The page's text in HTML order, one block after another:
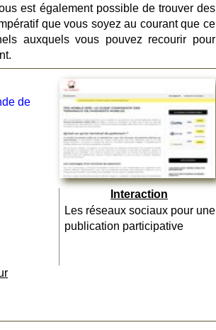
est également possible de trouver des
que vous soyez au courant que ce
auxquels vous pouvez recourir pour
de
Interaction
Les réseaux sociaux pour une
publication participative